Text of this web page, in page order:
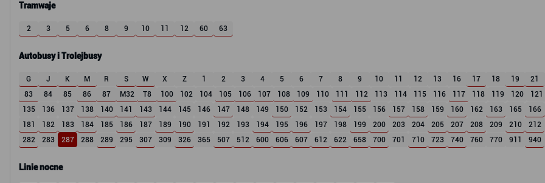
Tramwaje
2 3 5 6 8 9 10 11 12 60 63
Autobusy i Trolejbusy
G J K M R S W X Z 1 2 3 4 5 6 7 8 9 10 11 12 13 16 17 18 19 21
83
84 85 86 87 M32 T8 100 102 104 105 106 107 108 109 110 111 112 113 114 115 116 117 118 119 120 121
135
136 137 138 140 141 143 144 145 146 147 148 149 150 152 153 154 155 156 157 158 159 160 162 163 165 166
181
182 183 184 185 186 187 189 190 191 192 193 194 195 196 197 198 199 200 203 204 205 207 208 209 210 212
282
283 287 288 289 295 307 309 326 365 507 512 600 606 607 612 622 658 700 701 710 723 740 760 770 911 940
Linie nocne